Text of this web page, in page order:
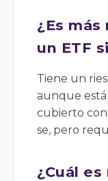
¿Es
un ETF
Tiene un
aunque
cubierto con
se, pero
¿Cuál